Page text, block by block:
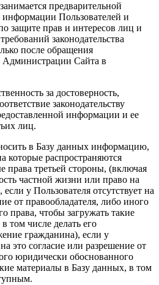
предварительной
Пользователей и
защите прав и интересов лиц и
законодательства
после обращения
Администрации Сайта в
за достоверность,
законодательству
информации и ее
лиц.
в Базу данных информацию,
которые распространяются
права третьей стороны, (включая
частной жизни или право на
у Пользователя отсутствует на
от правообладателя, либо иного
права, чтобы загружать такие
том числе делать его
гражданина), если у
это согласие или разрешение от
юридически обоснованного
материалы в Базу данных, в том